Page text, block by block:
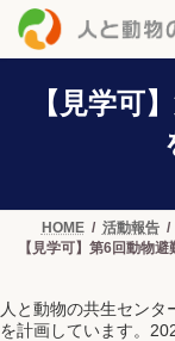
【見学可
HOME 活動報告
【見学可】第6回動物
人と動物の共生セン
を計画しています。